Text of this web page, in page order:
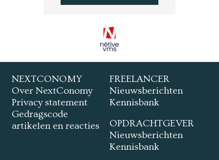
NEXTCONOMY
Over NextConomy
Privacy statement
Gedragscode
artikelen en reacties
FREELANCER
Nieuwsberichten
Kennisbank
OPDRACHTGEVER
Nieuwsberichten
Kennisbank